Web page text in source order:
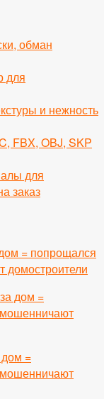
обман
для
и нежность
FBX, OBJ, SKP
для
заказ
= попрощался
домостроители
дом =
=